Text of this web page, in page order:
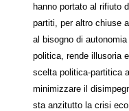
hanno portato al rifiuto
partiti, per altro chiuse
al bisogno di
politica, rende illusoria
scelta politica-partitica
minimizzare il
sta anzitutto la crisi